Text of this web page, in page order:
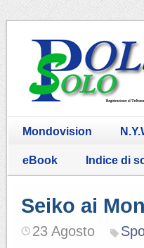
Mondovision
eBook Indice di
Seiko ai
23 Agosto